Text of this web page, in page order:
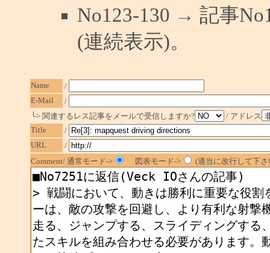
No123-130 → 記事
(連続表示)。
Name
/
E-Mail
/
└> 関連するレス記事をメールで受信しますか?
/ アドレス
Title
/
URL
/
Comment/ 通常モード->
図表モード-> (適当に改行して下